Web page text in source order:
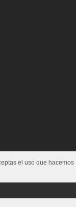
© 2002-2018
el uso que hacemos